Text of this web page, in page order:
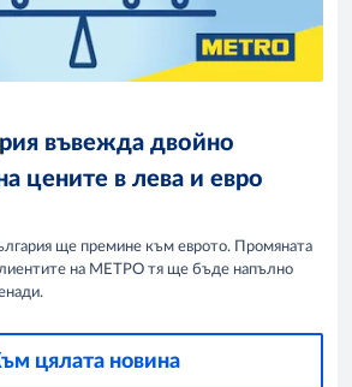
въвежда двойно
цените в лева и евро
ще премине към еврото. Промяната
на МЕТРО тя ще бъде напълно
цялата новина